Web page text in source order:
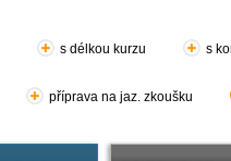
s délkou kurzu s
příprava na jaz. zkoušku